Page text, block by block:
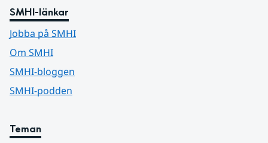
SMHI-länkar
Jobba på SMHI
Om SMHI
SMHI-bloggen
SMHI-podden
Teman